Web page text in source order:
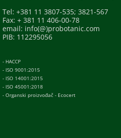
Tel: +381 11 3807-535; 3821-567
Fax: + 381 11 406-00-78
email: info(@)probotanic.com
PIB: 112295056
- HACCP
- ISO 9001:2015
- ISO 14001:2015
- ISO 45001:2018
- Organski proizvođač - Ecocert